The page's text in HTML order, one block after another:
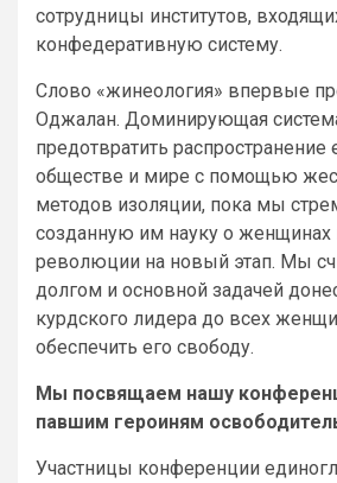
сотрудницы институтов,
конфедеративную систему.
Слово «жинеология» впервые
Оджалан. Доминирующая
предотвратить распространение
обществе и мире с помощью
методов изоляции, пока мы
созданную им науку о женщинах
революции на новый этап. Мы
долгом и основной задачей
курдского лидера до всех
обеспечить его свободу.
Мы посвящаем нашу
павшим героиням
Участницы конференции